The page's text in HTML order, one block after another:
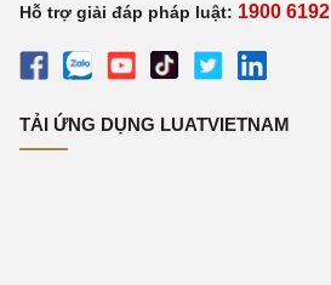
Hỗ trợ giải đáp pháp luật: 1900 6192
TẢI ỨNG DỤNG LUATVIETNAM